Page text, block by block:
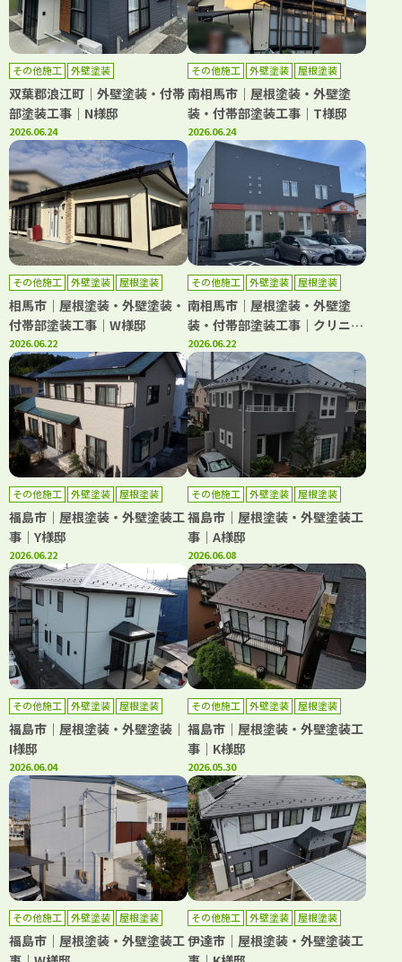
その他施工 外壁塗装
双葉郡浪江町｜外壁塗装・付帯
部塗装工事｜N様邸
2026.06.24
その他施工 外壁塗装 屋根塗装
南相馬市｜屋根塗装・外壁塗
装・付帯部塗装工事｜T様邸
2026.06.24
その他施工 外壁塗装 屋根塗装
相馬市｜屋根塗装・外壁塗装・
付帯部塗装工事｜W様邸
2026.06.22
その他施工 外壁塗装 屋根塗装
南相馬市｜屋根塗装・外壁塗
装・付帯部塗装工事｜クリニッ
ク
2026.06.22
その他施工 外壁塗装 屋根塗装
福島市｜屋根塗装・外壁塗装工
事｜Y様邸
2026.06.22
その他施工 外壁塗装 屋根塗装
福島市｜屋根塗装・外壁塗装工
事｜A様邸
2026.06.08
その他施工 外壁塗装 屋根塗装
福島市｜屋根塗装・外壁塗装｜
I様邸
2026.06.04
その他施工 外壁塗装 屋根塗装
福島市｜屋根塗装・外壁塗装工
事｜K様邸
2026.05.30
その他施工 外壁塗装 屋根塗装
福島市｜屋根塗装・外壁塗装工
その他施工 外壁塗装
屋根塗装
防水工事
伊達市｜屋根塗装・外壁塗装工